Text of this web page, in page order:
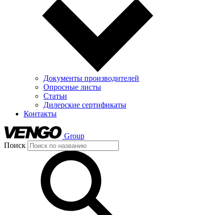
Документы производителей
Опросные листы
Статьи
Дилерские сертификаты
Контакты
Group
Поиск